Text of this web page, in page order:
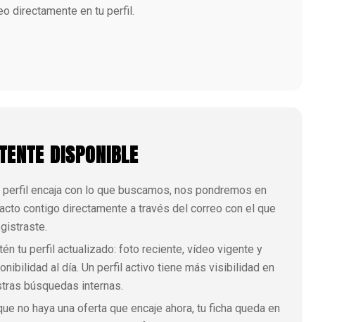
directamente en tu perfil.
DISPONIBLE
perfil encaja con lo que buscamos, nos pondremos en
contigo directamente a través del correo con el que
tu perfil actualizado: foto reciente, vídeo vigente y
al día. Un perfil activo tiene más visibilidad en
búsquedas internas.
no haya una oferta que encaje ahora, tu ficha queda en